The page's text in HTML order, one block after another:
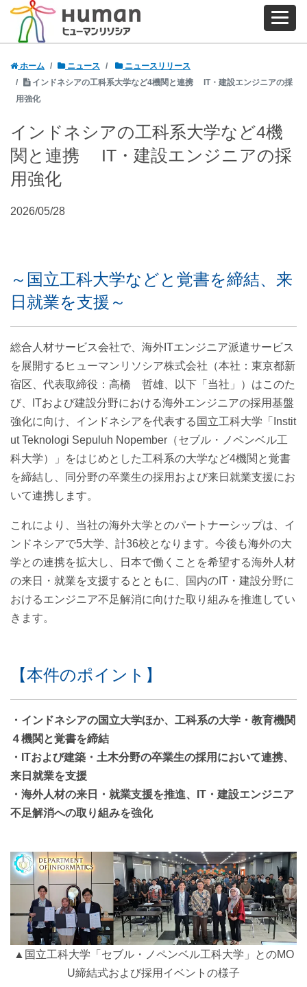
ホーム ニュース
ニュースリリース
インドネシアの工科系大学など4機関と連携 IT・建設エンジニアの採
用強化
インドネシアの工科系大学など4機
関と連携 IT・建設エンジニアの採
用強化
2026/05/28
～国立工科大学などと覚書を締結、来
日就業を支援～
総合人材サービス会社で、海外ITエンジニア派遣サービス
を展開するヒューマンリソシア株式会社（本社：東京都新
宿区、代表取締役：高橋 哲雄、以下「当社」）はこのた
び、ITおよび建設分野における海外エンジニアの採用基盤
強化に向け、インドネシアを代表する国立工科大学「Instit
ut Teknologi Sepuluh Nopember（セブル・ノペンベル工
科大学）」をはじめとした工科系の大学など4機関と覚書
を締結し、同分野の卒業生の採用および来日就業支援にお
いて連携します。
これにより、当社の海外大学とのパートナーシップは、イ
ンドネシアで5大学、計36校となります。今後も海外の大
学との連携を拡大し、日本で働くことを希望する海外人材
の来日・就業を支援するとともに、国内のIT・建設分野に
おけるエンジニア不足解消に向けた取り組みを推進してい
きます。
【本件のポイント】
・インドネシアの国立大学ほか、工科系の大学・教育機関
４機関と覚書を締結
・ITおよび建築・土木分野の卒業生の採用において連携、
来日就業を支援
・海外人材の来日・就業支援を推進、IT・建設エンジニア
不足解消への取り組みを強化
▲国立工科大学「セブル・ノペンベル工科大学」とのMO
U締結式および採用イベントの様子